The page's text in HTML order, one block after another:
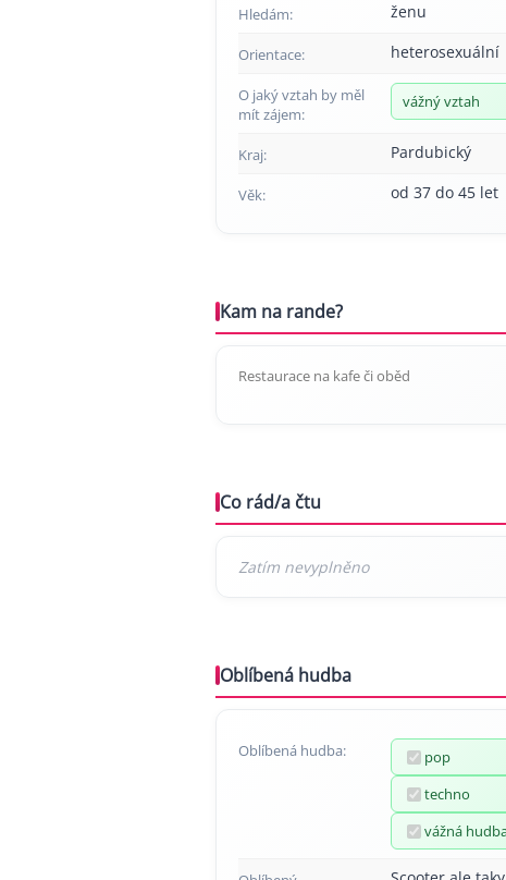
Hledám: ženu
Orientace: heterosexuální
O jaký vztah by měl
mít zájem:
vážný vztah
Kraj: Pardubický
Věk: od 37 do 45 let
Kam na rande?
Restaurace na kafe či oběd
Co rád/a čtu
Oblíbená hudba
Oblíbená hudba: pop
techno
vážná